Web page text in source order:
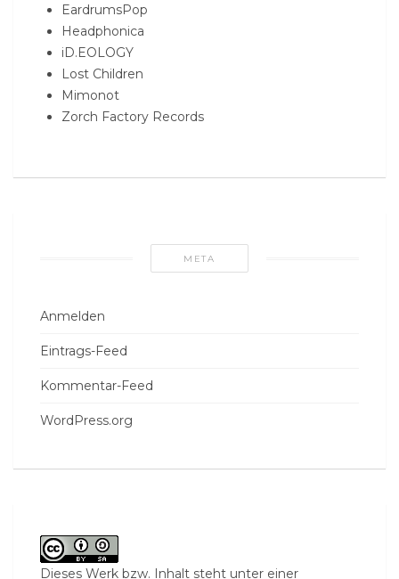
EardrumsPop
Headphonica
iD.EOLOGY
Lost Children
Mimonot
Zorch Factory Records
META
Anmelden
Eintrags-Feed
Kommentar-Feed
WordPress.org
Dieses Werk bzw. Inhalt steht unter einer